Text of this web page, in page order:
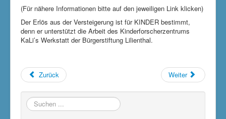
(Für nähere Informationen bitte auf den jeweiligen Link klicken)
Der Erlös aus der Versteigerung ist für KINDER bestimmt,
denn er unterstützt die Arbeit des Kinderforscherzentrums
KaLi’s Werkstatt der Bürgerstiftung Lilienthal.
Zurück Weiter
Suchen
...